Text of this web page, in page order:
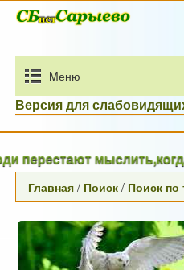
Mеню
Версия для
перестают мыслить,когда
Главная / Поиск / Поиск по